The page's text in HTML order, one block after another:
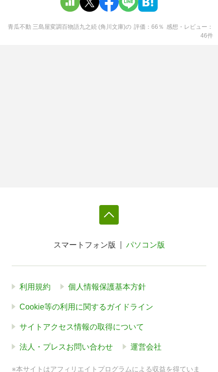
青瓜不動 三島屋変調百物語九之続 (角川文庫)の 評価 66 ％ 感想・レビュー
46件
スマートフォン版 パソコン版
利用規約 個人情報保護基本方針
Cookie等の利用に関するガイドライン
サイトアクセス情報の取得について
法人・プレスお問い合わせ 運営会社
※本サイトはアフィリエイトプログラムによる収益を得ていま